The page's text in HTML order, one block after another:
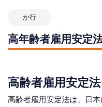
か行
高年齢者雇用安定
高齢者雇用安定
高齢者雇用安定法は、日